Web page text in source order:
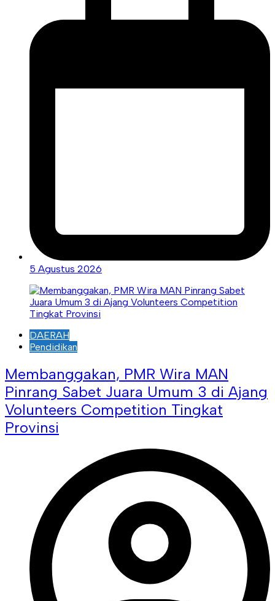
5 Agustus 2026
DAERAH
Pendidikan
Membanggakan, PMR Wira MAN
Pinrang Sabet Juara Umum 3 di Ajang
Volunteers Competition Tingkat
Provinsi